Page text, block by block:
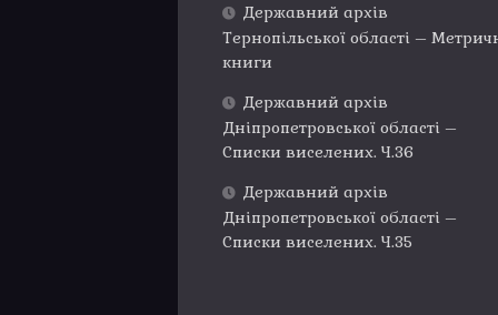
Державний архів
Тернопільської області –
книги
Державний архів
Дніпропетровської області –
Списки виселених. Ч.36
Державний архів
Дніпропетровської області –
Списки виселених. Ч.35